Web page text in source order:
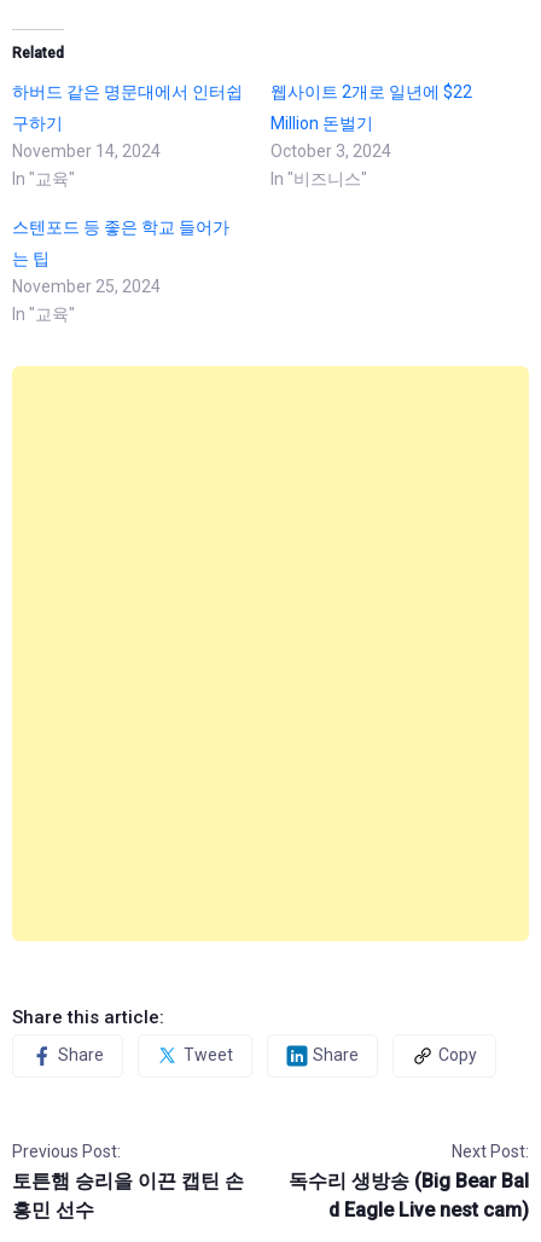
Related
하버드 같은 명문대에서 인터쉽
구하기
November 14, 2024
In "교육"
웹사이트 2개로 일년에 $22
Million 돈벌기
October 3, 2024
In "비즈니스"
스텐포드 등 좋은 학교 들어가
는 팁
November 25, 2024
In "교육"
Share this article:
Share Tweet Share Copy
Previous Post:
토튼햄 승리을 이끈 캡틴 손
흥민 선수
Next Post:
독수리 생방송 (Big Bear Bal
d Eagle Live nest cam)